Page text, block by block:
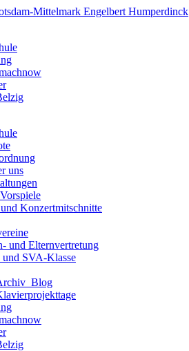
Mittelmark Engelbert Humperdinck
uns
Konzertmitschnitte
und Elternvertretung
und SVA-Klasse